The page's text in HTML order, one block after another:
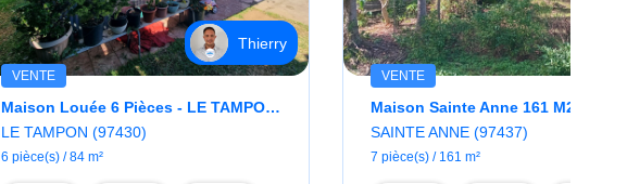
Thierry
VENTE
Maison Louée 6 Pièces - LE TAMPON 12ème
LE TAMPON (97430)
6 pièce(s) / 84 m²
VENTE
Maison Sainte Anne 161 M2
SAINTE ANNE (97437)
7 pièce(s) / 161 m²